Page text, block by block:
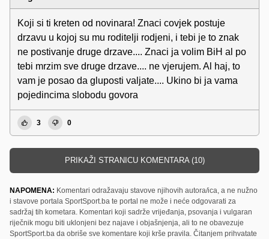
Koji si ti kreten od novinara! Znaci covjek postuje
drzavu u kojoj su mu roditelji rodjeni, i tebi je to znak
ne postivanje druge drzave.... Znaci ja volim BiH al po
tebi mrzim sve druge drzave.... ne vjerujem. Al haj, to
vam je posao da gluposti valjate.... Ukino bi ja vama
pojedincima slobodu govora
3 0
PRIKAŽI STRANICU KOMENTARA (10)
NAPOMENA: Komentari odražavaju stavove njihovih autora/ica, a ne nužno
i stavove portala SportSport.ba te portal ne može i neće odgovarati za
sadržaj tih kometara. Komentari koji sadrže vrijeđanja, psovanja i vulgaran
riječnik mogu biti uklonjeni bez najave i objašnjenja, ali to ne obavezuje
SportSport.ba da obriše sve komentare koji krše pravila. Čitanjem prihvatate